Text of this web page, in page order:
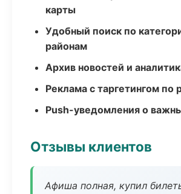
карты
Удобный поиск по
районам
Архив новостей и
Реклама с таргетингом по
Push-уведомления о
Отзывы клиентов
Афиша полная, купил